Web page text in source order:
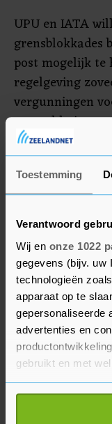
Toestemming
Verantwoord
Wij en onze 1022
gegevens (bijv. uw
technologieën
apparaat op te
gepersonaliseerde
advertenties en
gebruikt en met
Als u het toestaat,
Informatie
UPU en IATA
grensblokkades
post mogelijk te
regelgeving
vergunningen
versneld
informatie over
te stellen aan